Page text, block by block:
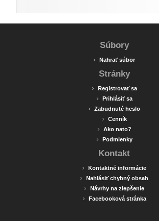
Súbory
› Nahrať súbor
Stránky
› Registrovať sa
› Prihlásiť sa
› Zabudnuté heslo
› Cenník
› Ako nato?
› Podmienky
Kontakt
› Kontaktné informácie
› Nahlásiť chybný obsah
› Návrhy na zlepšenie
› Facebooková stránka